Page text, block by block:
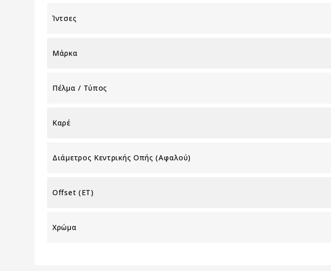
Ίντσες
Μάρκα
Πέλμα / Τύπος
Καρέ
Διάμετρος Κεντρικής Οπής (αφαλού)
Offset (ET)
Χρώμα